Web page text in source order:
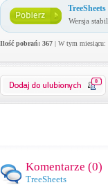
Wersja
Ilość pobrań: 367| W tym miesiącu:
0
Komentarze (0)
TreeSheets